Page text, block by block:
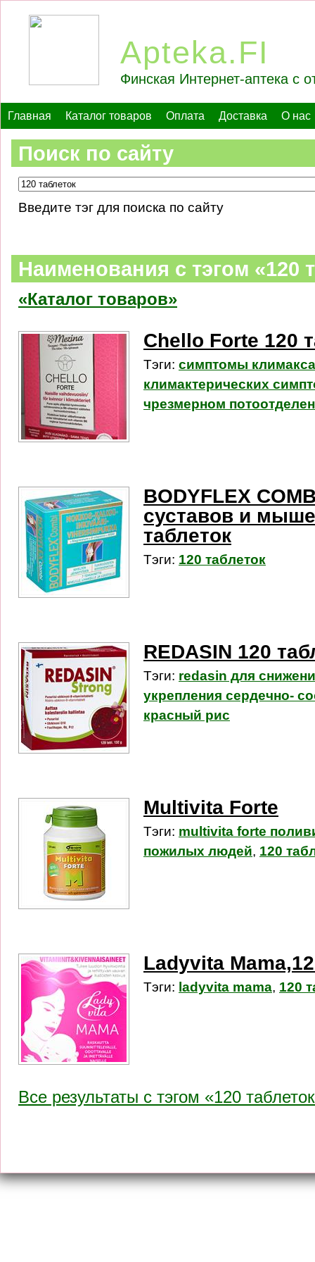
Apteka.FI
Финская Интернет-аптека с
Главная Каталог товаров Оплата Доставка О нас
Поиск по сайту
Введите тэг для поиска по сайту
Наименования c тэгом «120
«Каталог товаров»
Chello Forte 120
Тэги: симптомы климакса
климактерических
чрезмерном
BODYFLEX
суставов и
таблеток
Тэги: 120 таблеток
REDASIN 120
Тэги: redasin для
укрепления сердечно-
красный рис
Multivita Forte
Тэги: multivita forte
пожилых людей, 120
Ladyvita
Тэги: ladyvita mama, 120
Все результаты c тэгом «120